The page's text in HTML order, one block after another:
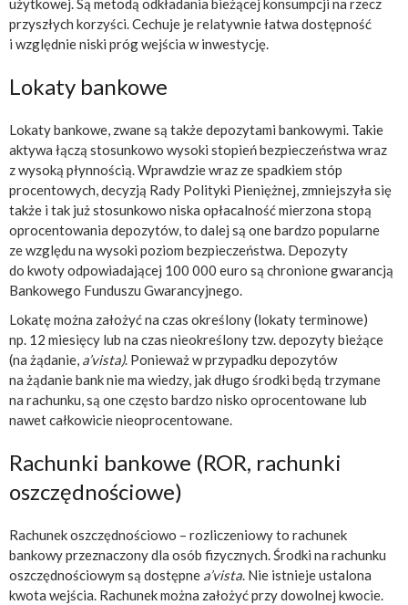
przyszłych korzyści. Cechuje je relatywnie łatwa dostępność
i względnie niski próg wejścia w inwestycję.
Lokaty bankowe
Lokaty bankowe, zwane są także depozytami bankowymi. Takie
aktywa łączą stosunkowo wysoki stopień bezpieczeństwa wraz
z wysoką płynnością. Wprawdzie wraz ze spadkiem stóp
procentowych, decyzją Rady Polityki Pieniężnej, zmniejszyła się
także i tak już stosunkowo niska opłacalność mierzona stopą
oprocentowania depozytów, to dalej są one bardzo popularne
ze względu na wysoki poziom bezpieczeństwa. Depozyty
do kwoty odpowiadającej 100 000 euro są chronione gwarancją
Bankowego Funduszu Gwarancyjnego.
Lokatę można założyć na czas określony (lokaty terminowe)
np. 12 miesięcy lub na czas nieokreślony tzw. depozyty bieżące
(na żądanie, a’vista). Ponieważ w przypadku depozytów
na żądanie bank nie ma wiedzy, jak długo środki będą trzymane
na rachunku, są one często bardzo nisko oprocentowane lub
nawet całkowicie nieoprocentowane.
Rachunki bankowe (ROR, rachunki
oszczędnościowe)
Rachunek oszczędnościowo – rozliczeniowy to rachunek
bankowy przeznaczony dla osób fizycznych. Środki na rachunku
oszczędnościowym są dostępne a’vista . Nie istnieje ustalona
kwota wejścia. Rachunek można założyć przy dowolnej kwocie.